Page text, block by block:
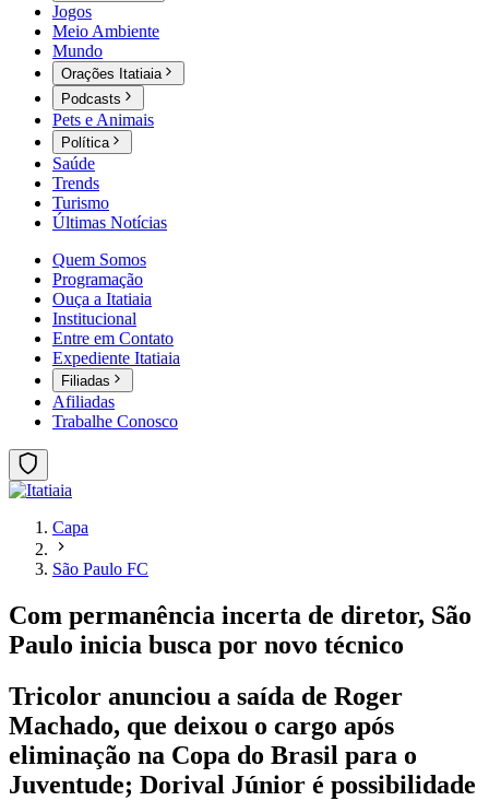
Jogos
Meio Ambiente
Mundo
Orações Itatiaia
Podcasts
Pets e Animais
Política
Saúde
Trends
Turismo
Últimas Notícias
Quem Somos
Programação
Ouça a Itatiaia
Institucional
Entre em Contato
Expediente Itatiaia
Filiadas
Afiliadas
Trabalhe Conosco
Capa
São Paulo FC
Com permanência incerta de diretor, São
Paulo inicia busca por novo técnico
Tricolor anunciou a saída de Roger
Machado, que deixou o cargo após
eliminação na Copa do Brasil para o
Juventude; Dorival Júnior é possibilidade